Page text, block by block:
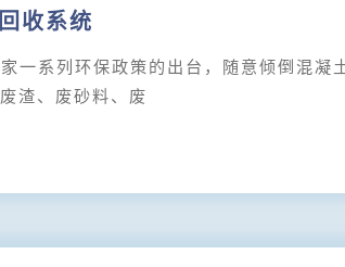
收系统
系列环保政策的出台，随意倾倒混凝
渣、废砂料、废